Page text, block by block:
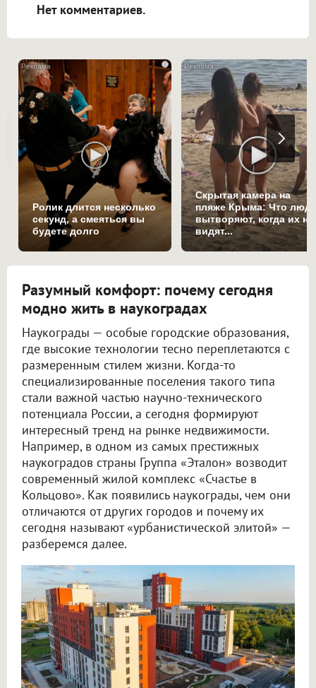
Нет комментариев.
i
Ролик длится несколько
секунд, а смеяться вы
будете долго
Скрытая камера на
пляже Крыма: Что
вытворяют, когда их не
видят...
Разумный комфорт: почему сегодня
модно жить в наукоградах
Наукограды — особые городские образования,
где высокие технологии тесно переплетаются с
размеренным стилем жизни. Когда-то
специализированные поселения такого типа
стали важной частью научно-технического
потенциала России, а сегодня формируют
интересный тренд на рынке недвижимости.
Например, в одном из самых престижных
наукоградов страны Группа «Эталон» возводит
современный жилой комплекс «Счастье в
Кольцово». Как появились наукограды, чем они
отличаются от других городов и почему их
сегодня называют «урбанистической элитой» —
разберемся далее.